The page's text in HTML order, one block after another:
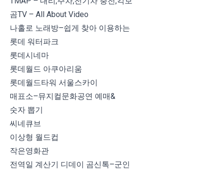
곰TV – All About Video
나홀로 노래방–쉽게 찾아 이용하는
롯데 워터파크
롯데시네마
롯데월드 아쿠아리움
롯데월드타워 서울스카이
매표소–뮤지컬문화공연 예매&
숫자 뽑기
씨네큐브
이상형 월드컵
작은영화관
전역일 계산기 디데이 곰신톡–군인